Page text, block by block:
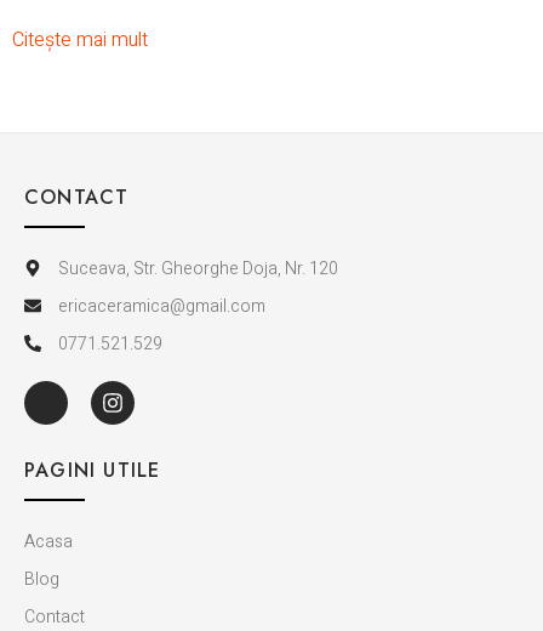
Citește mai mult
CONTACT
Suceava, Str. Gheorghe Doja, Nr. 120
ericaceramica@gmail.com
0771.521.529
PAGINI UTILE
Acasa
Blog
Contact